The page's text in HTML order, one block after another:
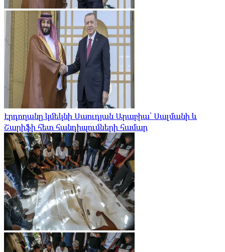
Էրդողանը կմեկնի Սաուդյան Արաբիա՝ Սալմանի և
Շարիֆի հետ հանդիպումների համար